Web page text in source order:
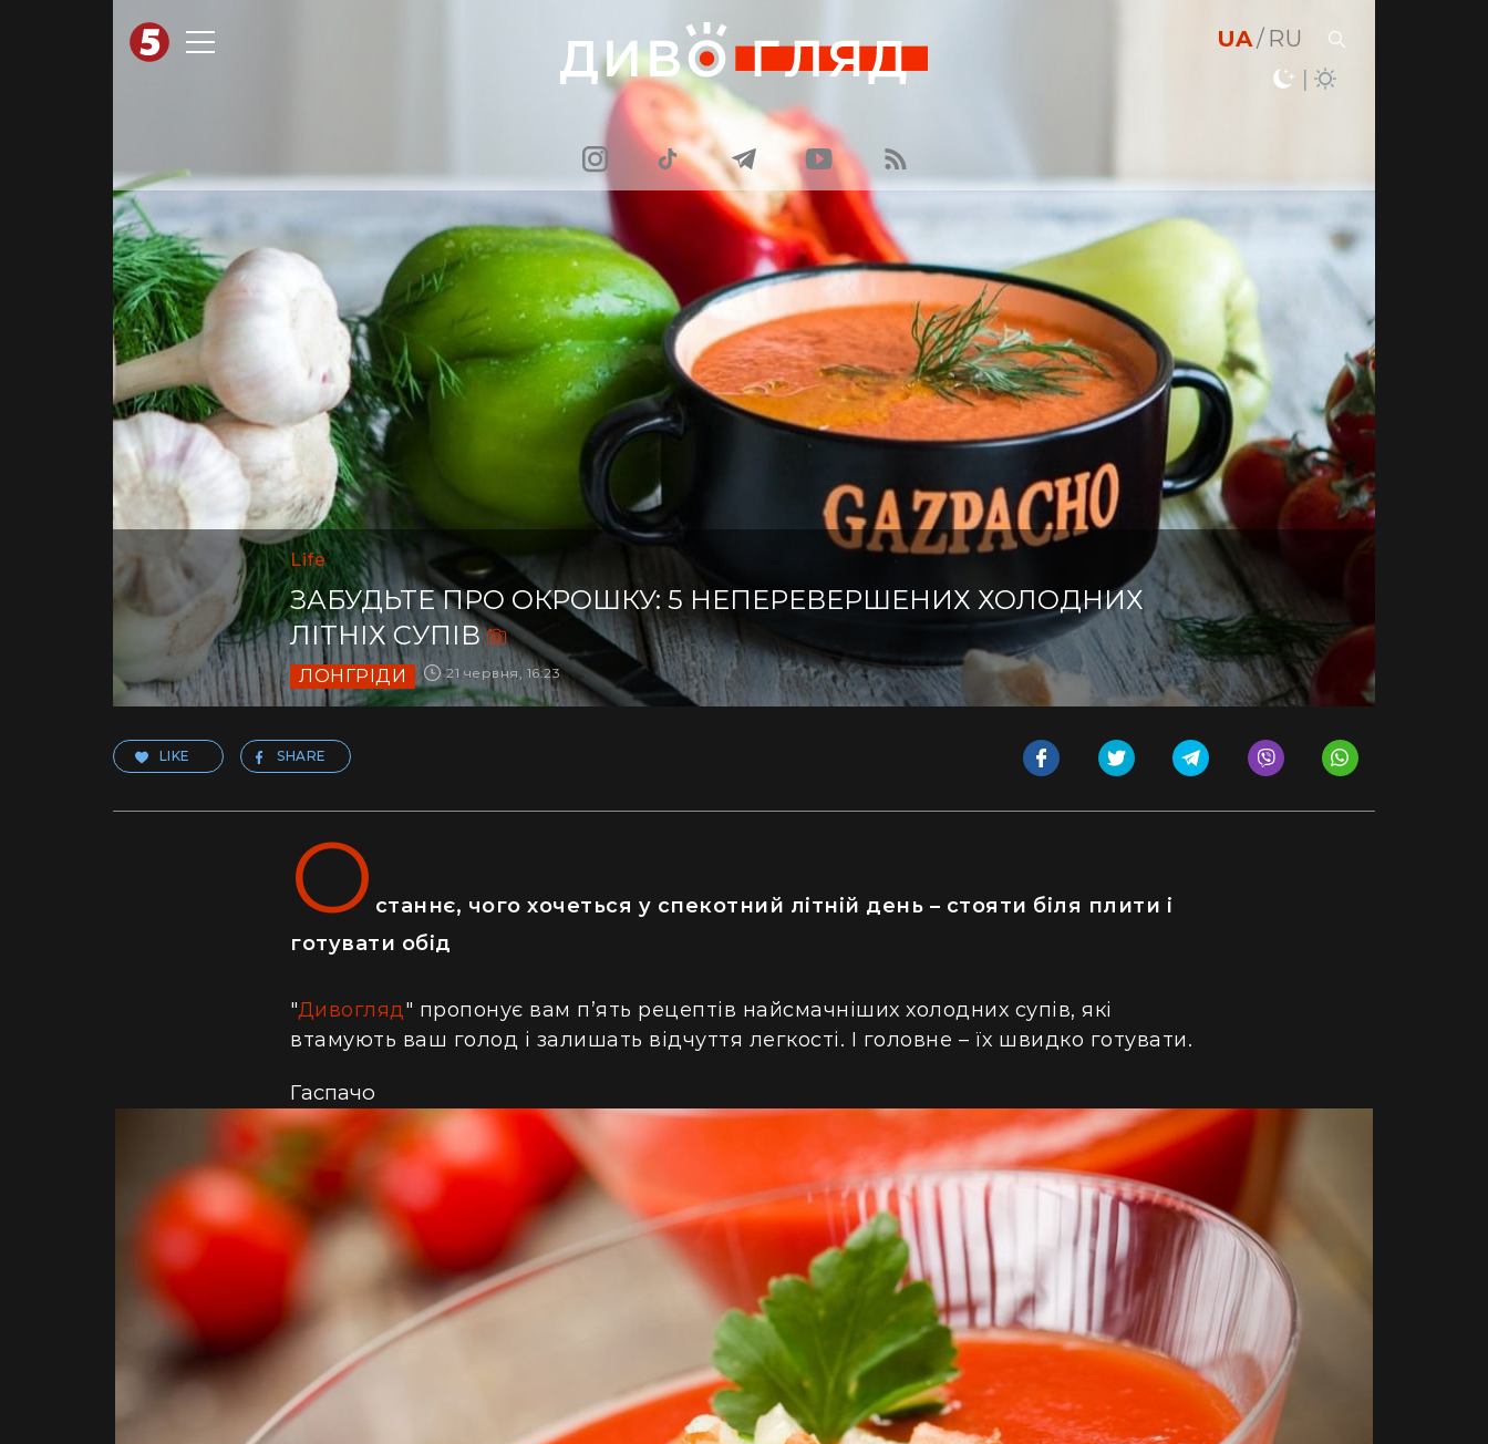
UA RU
Life
ЗАБУДЬТЕ ПРО ОКРОШКУ: 5 НЕПЕРЕВЕРШЕНИХ ХОЛОДНИХ
ЛІТНІХ СУПІВ
ЛОНГРІДИ 21 червня, 16:23
LIKE SHARE
О станнє, чого хочеться у спекотний літній день – стояти біля плити і
готувати обід
"Дивогляд" пропонує вам п’ять рецептів найсмачніших холодних супів, які
втамують ваш голод і залишать відчуття легкості. І головне – їх швидко готувати.
Гаспачо